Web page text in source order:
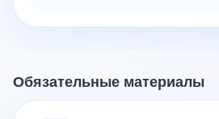
Обязательные материалы